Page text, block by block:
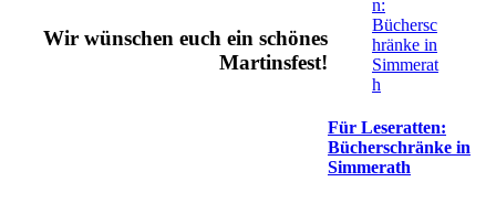
Wir wünschen euch ein schönes
Martinsfest!
Für Leseratten:
Bücherschränke in
Simmerath